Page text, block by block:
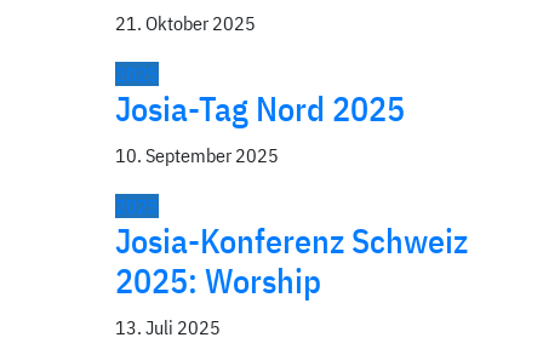
21. Oktober 2025
2025
Josia-Tag Nord 2025
10. September 2025
2025
Josia-Konferenz Schweiz
2025: Worship
13. Juli 2025